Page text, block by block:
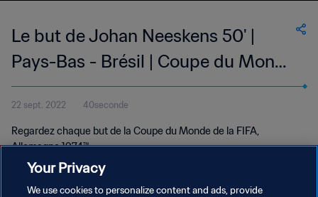
Le but de Johan Neeskens 50' |
Pays-Bas - Brésil | Coupe du Monde
de la FIFA, Allemagne 1974™
22 sept. 2022 40seconde
Regardez chaque but de la Coupe du Monde de la FIFA,
Allemagne 1974™.
Your Privacy
We use cookies to personalize content and ads, provide